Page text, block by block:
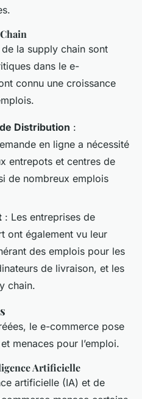
la supply chain sont
dans le e-
connu une croissance
Distribution :
en ligne a nécessité
entrepots et centres de
de nombreux emplois
: Les entreprises de
ont également vu leur
des emplois pour les
de livraison, et les
chain.
le e-commerce pose
menaces pour l’emploi.
Artificielle
artificielle (IA) et de